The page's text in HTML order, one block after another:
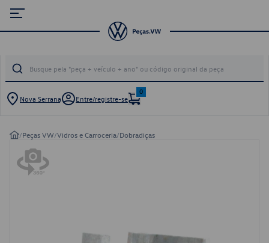
Nova Serrana Entre/registre-se
0
/Peças VW/Vidros e Carroceria/Dobradiças